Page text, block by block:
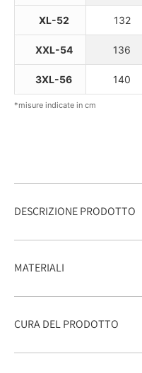
XL-52 132
XXL-54 136
3XL-56 140
*misure indicate in cm
DESCRIZIONE PRODOTTO
MATERIALI
CURA DEL PRODOTTO